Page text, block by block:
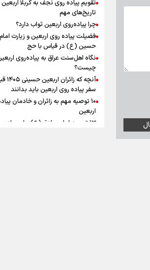
به زوجیت
افزوده چقدر است؟
اینفوبرنا/ سقف معافیت مالیاتی
حقوق کارکنان دولت و
در بودجه ۱۴۰۵ چقدر است؟
تاریخ‌های مهم
چرا پیاده‌روی اربعین ثواب دارد؟
فضیلت پیاده روی اربعین و زیارت امام
حسین (ع) در قیاس با حج
نگاه اهل‌سنت عراق به پیاده‌روی
چیست؟
آنچه که
سفر پیاده روی اربعین باید بدانند
۱۰ توصیه مهم به زائران و خادمان
اربعین
۱۳ توصیه امام صادق (ع) برای